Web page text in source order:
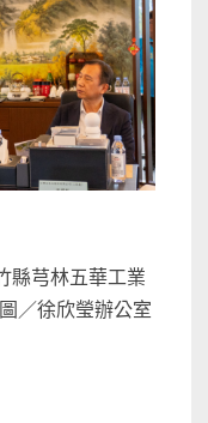
縣芎林五華工業
／徐欣瑩辦公室